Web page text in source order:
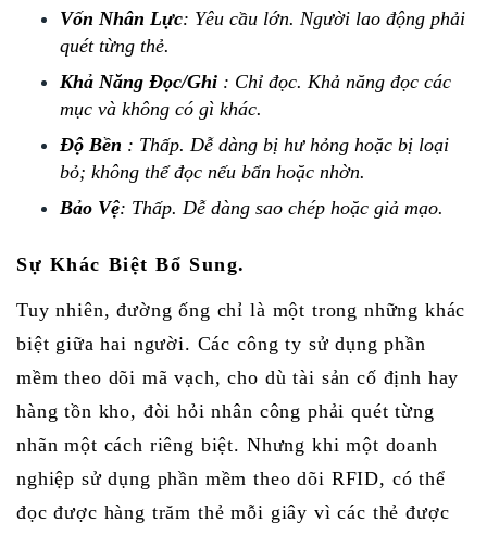
Vốn Nhân Lực: Yêu cầu lớn. Người lao động phải
quét từng thẻ.
Khả Năng Đọc/Ghi : Chỉ đọc. Khả năng đọc các
mục và không có gì khác.
Độ Bền : Thấp. Dễ dàng bị hư hỏng hoặc bị loại
bỏ; không thể đọc nếu bẩn hoặc nhờn.
Bảo Vệ: Thấp. Dễ dàng sao chép hoặc giả mạo.
Sự Khác Biệt Bổ Sung.
Tuy nhiên, đường ống chỉ là một trong những khác
biệt giữa hai người. Các công ty sử dụng phần
mềm theo dõi mã vạch, cho dù tài sản cố định hay
hàng tồn kho, đòi hỏi nhân công phải quét từng
nhãn một cách riêng biệt. Nhưng khi một doanh
nghiệp sử dụng phần mềm theo dõi RFID, có thể
đọc được hàng trăm thẻ mỗi giây vì các thẻ được